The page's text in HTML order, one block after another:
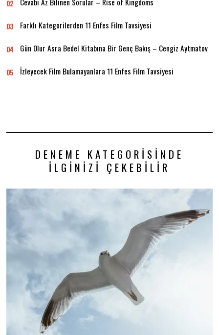
02
03 Farklı Kategorilerden 11 Enfes Film Tavsiyesi
04 Gün Olur Asra Bedel Kitabına Bir Genç Bakış – Cengiz Aytmatov
05 İzleyecek Film Bulamayanlara 11 Enfes Film Tavsiyesi
DENEME KATEGORISINDE
İLGINIZI ÇEKEBILIR